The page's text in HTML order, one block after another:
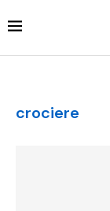
crociere